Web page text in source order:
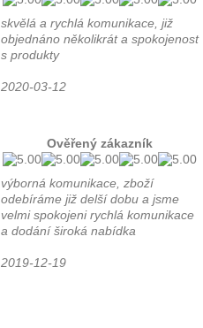
skvělá a rychlá komunikace, již
objednáno několikrát a spokojenost
s produkty
2020-03-12
Ověřený zákazník
výborná komunikace, zboží
odebíráme již delší dobu a jsme
velmi spokojeni rychlá komunikace
a dodání široká nabídka
2019-12-19